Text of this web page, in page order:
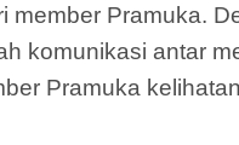
member Pramuka.
komunikasi antar
Pramuka